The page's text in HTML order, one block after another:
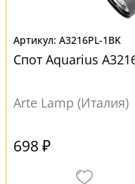
A3216PL-1BK
Спот Aquarius
Arte Lamp (Италия)
698 ₽